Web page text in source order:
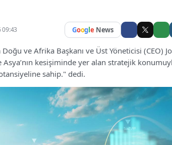
09:43 Google News
ve Afrika Başkanı ve Üst Yöneticisi (CEO)
kesişiminde yer alan stratejik
sahip." dedi.